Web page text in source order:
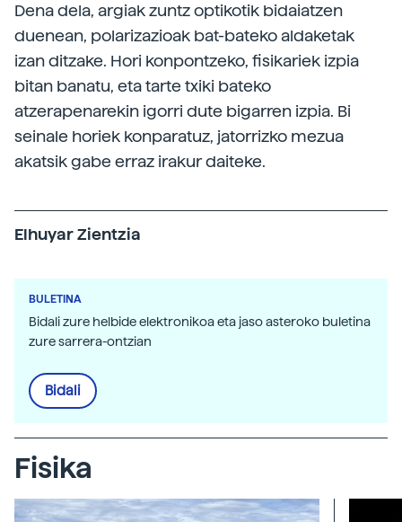
Dena dela, argiak zuntz optikotik bidaiatzen
duenean, polarizazioak bat-bateko aldaketak
izan ditzake. Hori konpontzeko, fisikariek izpia
bitan banatu, eta tarte txiki bateko
atzerapenarekin igorri dute bigarren izpia. Bi
seinale horiek konparatuz, jatorrizko mezua
akatsik gabe erraz irakur daiteke.
Elhuyar Zientzia
BULETINA
Bidali zure helbide elektronikoa eta jaso asteroko buletina
zure sarrera-ontzian
Bidali
Fisika